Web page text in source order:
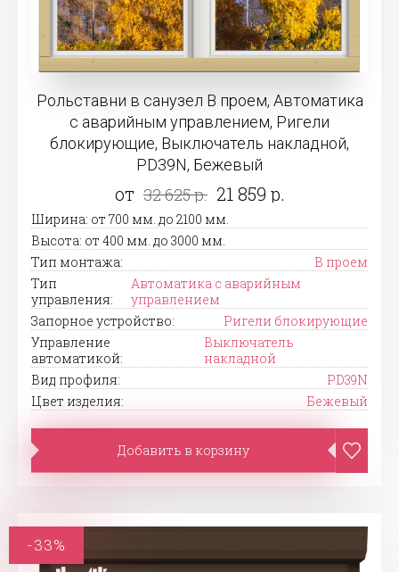
Рольставни в санузел В проем, Автоматика
с аварийным управлением, Ригели
блокирующие, Выключатель накладной,
PD39N, Бежевый
от 32 625 р. 21 859 р.
Ширина: от 700 мм. до 2100 мм.
Высота: от 400 мм. до 3000 мм.
Тип монтажа:
В проем
Тип
управления:
Автоматика с аварийным
управлением
Запорное устройство:
Ригели блокирующие
Управление
автоматикой:
Выключатель
накладной
Вид профиля:
PD39N
Цвет изделия:
Бежевый
Добавить в корзину
-33%